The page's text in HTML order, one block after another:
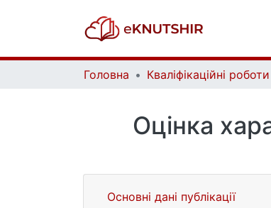
Головна
Оцінка
Основні дані публікації